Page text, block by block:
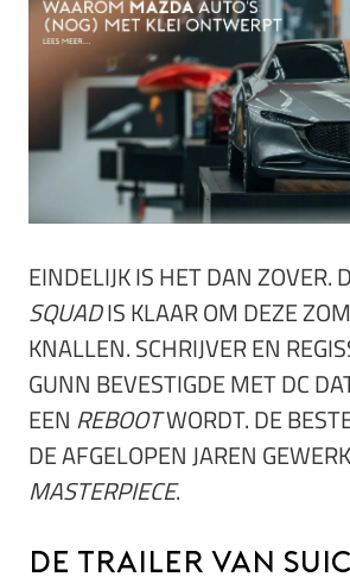
EINDELIJK IS HET DAN ZOVER.
SQUADIS KLAAR OM DEZE
KNALLEN. SCHRIJVER EN
GUNN BEVESTIGDE MET DC
EEN REBOOTWORDT. DE
DE AFGELOPEN JAREN
MASTERPIECE.
De trailer van